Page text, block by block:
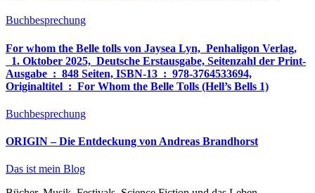
Buchbesprechung
For whom the Belle tolls von Jaysea Lyn, ‎ Penhaligon Verlag,
‎ 1. Oktober 2025, ‎ Deutsche Erstausgabe, Seitenzahl der Print-
Ausgabe ‏ : ‎ 848 Seiten, ISBN-13 ‏ : ‎ 978-3764533694,
Originaltitel ‏ : ‎ For Whom the Belle Tolls (Hell’s Bells 1)
Buchbesprechung
ORIGIN – Die Entdeckung von Andreas Brandhorst
Das ist mein Blog